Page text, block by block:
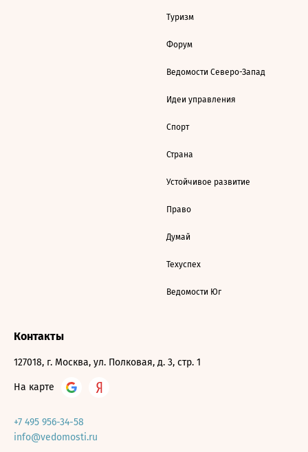
Туризм
Форум
Ведомости Северо-Запад
Идеи управления
Спорт
Страна
Устойчивое развитие
Право
Думай
Техуспех
Ведомости Юг
Контакты
127018, г. Москва, ул. Полковая, д. 3, стр. 1
На карте
+7 495 956-34-58
info@vedomosti.ru